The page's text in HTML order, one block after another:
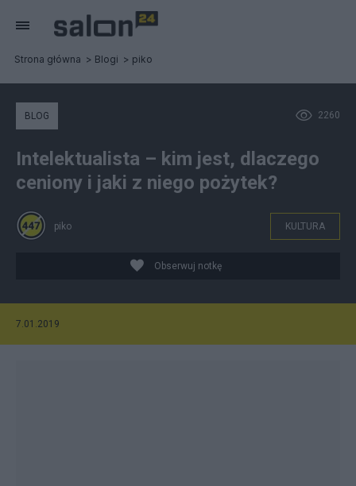
Strona główna Blogi piko
2260
BLOG
Intelektualista – kim jest, dlaczego
ceniony i jaki z niego pożytek?
piko KULTURA
Obserwuj notkę
7.01.2019